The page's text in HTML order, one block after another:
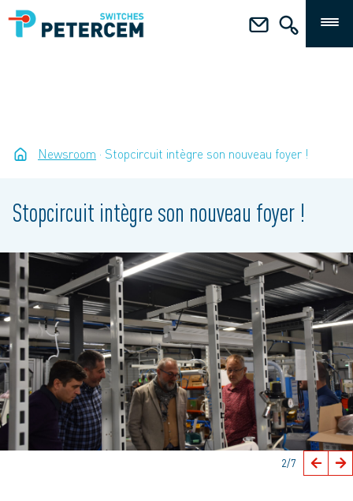
Newsroom Stopcircuit intègre son nouveau foyer !
Stopcircuit intègre son nouveau foyer !
2/7